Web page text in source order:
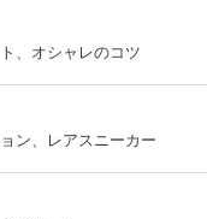
、オシャレのコツ
ン、レアスニーカー